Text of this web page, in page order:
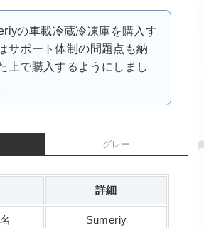
の車載冷蔵冷凍庫を購入す
サポート体制の問題点も納
上で購入するようにしまし
グレー
詳細
Sumeriy